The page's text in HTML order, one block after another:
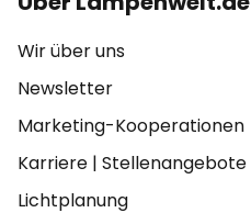
Wir über uns
Newsletter
Marketing-Kooperationen
Karriere | Stellenangebote
Lichtplanung